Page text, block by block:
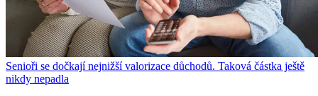
Senioři se dočkají nejnižší valorizace důchodů. Taková částka ještě
nikdy nepadla